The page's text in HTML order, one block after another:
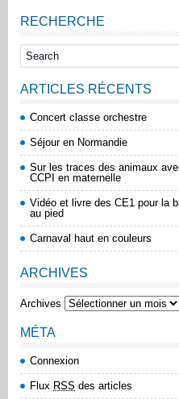
RECHERCHE
ARTICLES RÉCENTS
Concert classe orchestre
Séjour en Normandie
Sur les traces des animaux
CCPI en maternelle
Vidéo et livre des CE1 pour la
au pied
Carnaval haut en couleurs
ARCHIVES
Archives
MÉTA
Connexion
Flux RSS des articles